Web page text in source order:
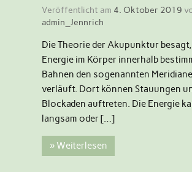
Veröffentlicht am 4. Oktober 2019
admin_Jennrich
Die Theorie der Akupunktur
Energie im Körper innerhalb
Bahnen den sogenannten
verläuft. Dort können Stauungen
Blockaden auftreten. Die Energie
langsam oder […]
» Weiterlesen